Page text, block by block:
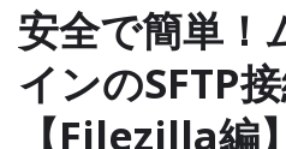
安全で簡単！
インのSFTP
【Filezilla編】